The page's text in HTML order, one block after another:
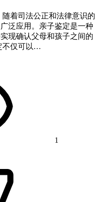
着司法公正和法律意识的
泛应用。亲子鉴定是一种
现确认父母和孩子之间的
不仅可以…
1